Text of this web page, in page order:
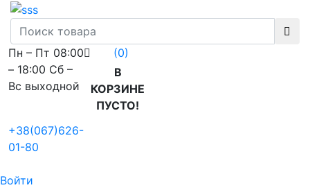
Пн – Пт 08:00
– 18:00 Сб –
Вс выходной
+38(067)626-
01-80
(0)
В
КОРЗИНЕ
ПУСТО!
Войти